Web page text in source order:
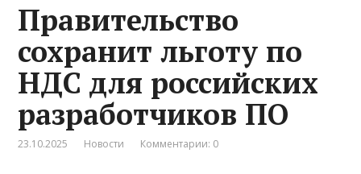
Правительство
сохранит льготу по
НДС для российских
разработчиков ПО
23.10.2025 Новости Комментарии: 0